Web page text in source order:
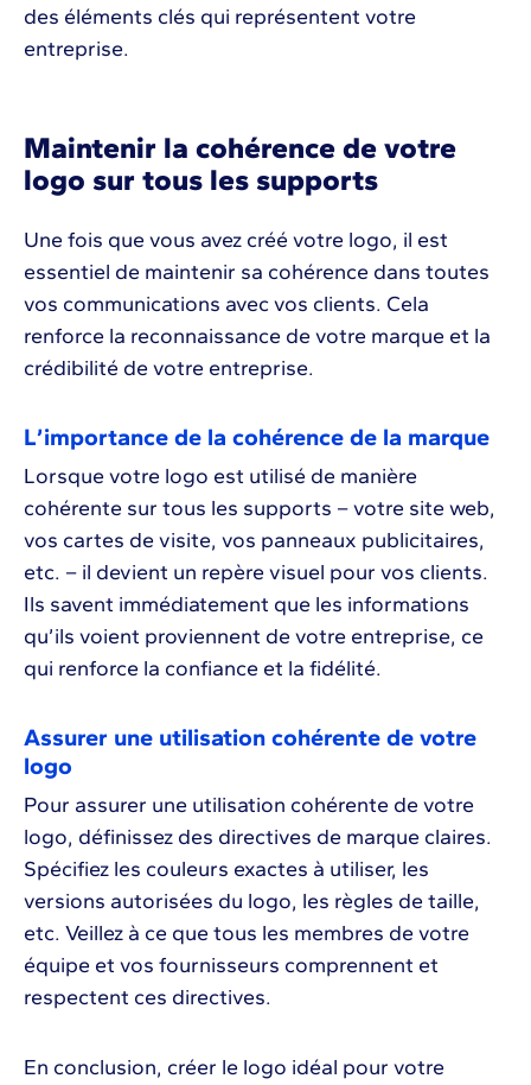
des éléments clés qui représentent votre
entreprise.
Maintenir la cohérence de votre
logo sur tous les supports
Une fois que vous avez créé votre logo, il est
essentiel de maintenir sa cohérence dans toutes
vos communications avec vos clients. Cela
renforce la reconnaissance de votre marque et la
crédibilité de votre entreprise.
L’importance de la cohérence de la marque
Lorsque votre logo est utilisé de manière
cohérente sur tous les supports – votre site web,
vos cartes de visite, vos panneaux publicitaires,
etc. – il devient un repère visuel pour vos clients.
Ils savent immédiatement que les informations
qu’ils voient proviennent de votre entreprise, ce
qui renforce la confiance et la fidélité.
Assurer une utilisation cohérente de votre
logo
Pour assurer une utilisation cohérente de votre
logo, définissez des directives de marque claires.
Spécifiez les couleurs exactes à utiliser, les
versions autorisées du logo, les règles de taille,
etc. Veillez à ce que tous les membres de votre
équipe et vos fournisseurs comprennent et
respectent ces directives.
En conclusion, créer le logo idéal pour votre